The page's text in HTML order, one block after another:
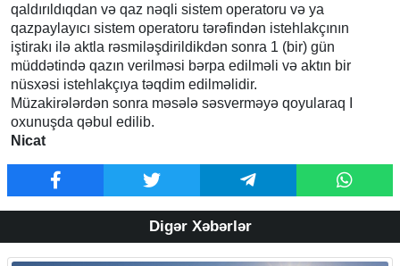
qaldırıldıqdan və qaz nəqli sistem operatoru və ya
qazpaylayıcı sistem operatoru tərəfindən istehlakçının
iştirakı ilə aktla rəsmiləşdirildikdən sonra 1 (bir) gün
müddətində qazın verilməsi bərpa edilməli və aktın bir
nüsxəsi istehlakçıya təqdim edilməlidir.
Müzakirələrdən sonra məsələ səsverməyə qoyularaq I
oxunuşda qəbul edilib.
Nicat
Digər Xəbərlər